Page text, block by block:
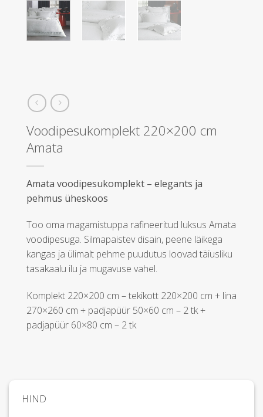
Voodipesukomplekt 220×200 cm
Amata
Amata voodipesukomplekt – elegants ja
pehmus üheskoos
Too oma magamistuppa rafineeritud luksus Amata
voodipesuga. Silmapaistev disain, peene läikega
kangas ja ülimalt pehme puudutus loovad täiusliku
tasakaalu ilu ja mugavuse vahel.
Komplekt 220×200 cm – tekikott 220×200 cm + lina
270×260 cm + padjapüür 50×60 cm – 2 tk +
padjapüür 60×80 cm – 2 tk
HIND